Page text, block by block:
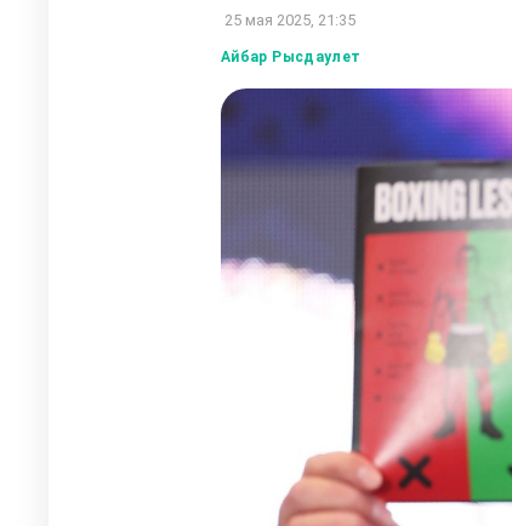
25 мая 2025, 21:35
Айбар Рысдаулет